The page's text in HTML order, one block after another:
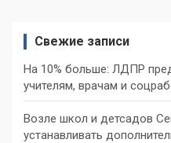
Свежие записи
На 10% больше: ЛДПР
учителям, врачам и
Возле школ и детсадов
устанавливать